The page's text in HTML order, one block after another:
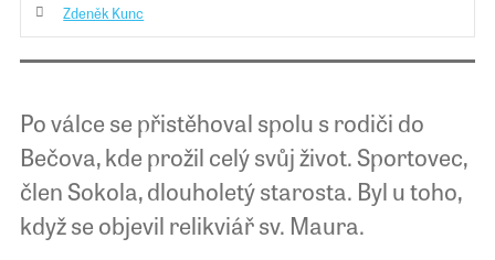
Zdeněk Kunc
Po válce se přistěhoval spolu s rodiči do
Bečova, kde prožil celý svůj život. Sportovec,
člen Sokola, dlouholetý starosta. Byl u toho,
když se objevil relikviář sv. Maura.